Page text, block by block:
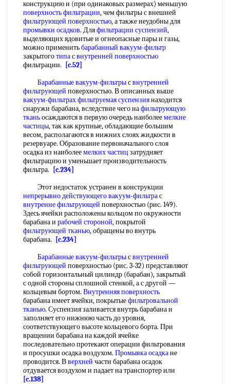
конструкцию и (при одинаковых размерах) меньшую
поверхность фильтрации, чем фильтры с внешней
фильтрующей поверхностью, а также неудобны для
промывки осадков. Дляфильтрации суспензий,
выделяющих ядовитые и огнеопасные пары и газы,
можно применитьбарабанный вакуум-фильтр
закрытоготипасвнутренней поверхностью
фильтрации.
[c.52]
Барабанные вакуум-фильтрысвнутренней
фильтрующей поверхностью. В описанных выше
вакуум-фильтрахфильтруемая суспензиянаходится
снаружи барабана, вследствие чего нафильтрующую
тканьосаждаются в первую очередь наиболеемелкие
частицы, так как крупные, обладающие большим
весом, располагаются в нижних слоях жидкости в
резервуаре. Образование первоначального слоя
осадка из наиболеемелких частиц затрудняет
фильтрацию и уменьшает производительность
фильтра.
[c.234]
Этот недостаток устранен в конструкции
непрерывно действующего вакуум-фильтрас
внутренне фильтрующей поверхностью (рис. 149).
Здесь ячейки расположены кольцом по окружности
барабана и рабочей стороной, покрытой
фильтрующей тканью, обращены во внутрь
барабана.
[c.234]
Барабанные вакуум-фильтрысвнутренней
фильтрующей поверхностью (рис. 3-32) представляют
собой горизонтальный цилиндр (барабан), закрытый
с одной стороны сплошной стенкой, а с другой —
кольцевым бортом. Внутренняя поверхность
барабана имеет ячейки, покрытыефильтровальной
тканью. Суспензия заливается внутрь барабана и
заполняет его нижнюю часть до уровня,
соответствующего высоте кольцевого борта. При
вращении барабана на каждой ячейке
последовательно протекают операции фильтрования
и просушки осадка воздухом. Промывка осадкане
проводится. Вверхней части барабана осадок
отдувается воздухом и падает на транспортер или
[c.138]